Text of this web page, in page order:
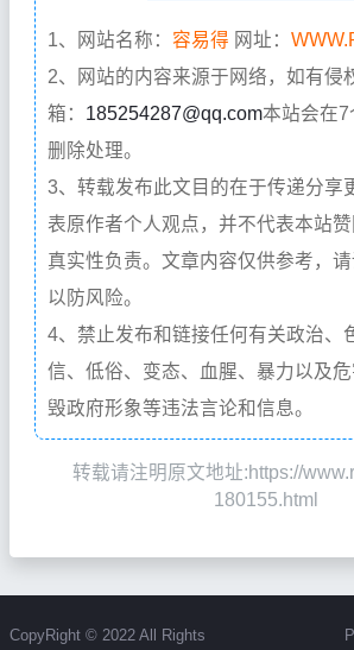
1、网站名称： 容易得 网址：
2、网站的内容来源于网络，如有侵
箱： 185254287@qq.com本站会在7
删除处理。
3、转载发布此文目的在于传递分享
表原作者个人观点，并不代表本站
真实性负责。文章内容仅供参考，请
以防风险。
4、禁止发布和链接任何有关政治、
信、低俗、变态、血腥、暴力以及
毁政府形象等违法言论和信息。
转载请注明原文地址:https://
180155.html
CopyRight © 2022 All Rights